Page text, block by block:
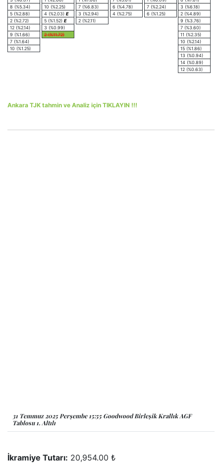
8 (%5.34)
5 (%2.88)
2 (%2.72)
12 (%2.14)
9 (%1.66)
7 (%1.64)
10 (%1.25)
10 (%2.25)
4 (%2.03) E
5 (%1.52) E
3 (%0.99)
2 (%11.72)
7 (%6.83)
3 (%2.94)
2 (%2.11)
6 (%4.78)
4 (%2.75)
7 (%2.24)
6 (%1.25)
3 (%6.18)
2 (%4.89)
9 (%3.76)
7 (%3.60)
11 (%2.35)
10 (%2.14)
15 (%1.86)
13 (%0.94)
14 (%0.89)
12 (%0.63)
Ankara TJK tahmin ve Analiz için TIKLAYIN !!!
31 Temmuz 2025 Perşembe 15:55 Goodwood Birleşik Krallık AGF
Tablosu 1. Altılı
İkramiye Tutarı: 20,954.00 ₺